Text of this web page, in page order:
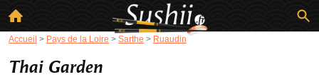
Accueil > Pays de la Loire > Sarthe > Ruaudin
Thai Garden